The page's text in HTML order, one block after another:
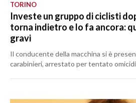
TORINO
Investe un gruppo di ciclisti
torna indietro e lo fa ancora:
gravi
Il conducente della macchina si è
carabinieri, arrestato per tentato